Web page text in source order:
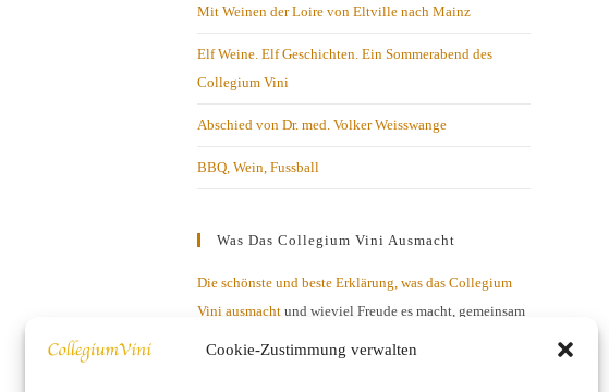
Cookie-Zustimmung verwalten
Mit Weinen der Loire von Eltville nach Mainz
Elf Weine. Elf Geschichten. Ein Sommerabend des
Collegium Vini
Abschied von Dr. med. Volker Weisswange
BBQ, Wein, Fussball
Was Das Collegium Vini Ausmacht
Die schönste und beste Erklärung, was das Collegium
Vini ausmacht und wieviel Freude es macht, gemeinsam